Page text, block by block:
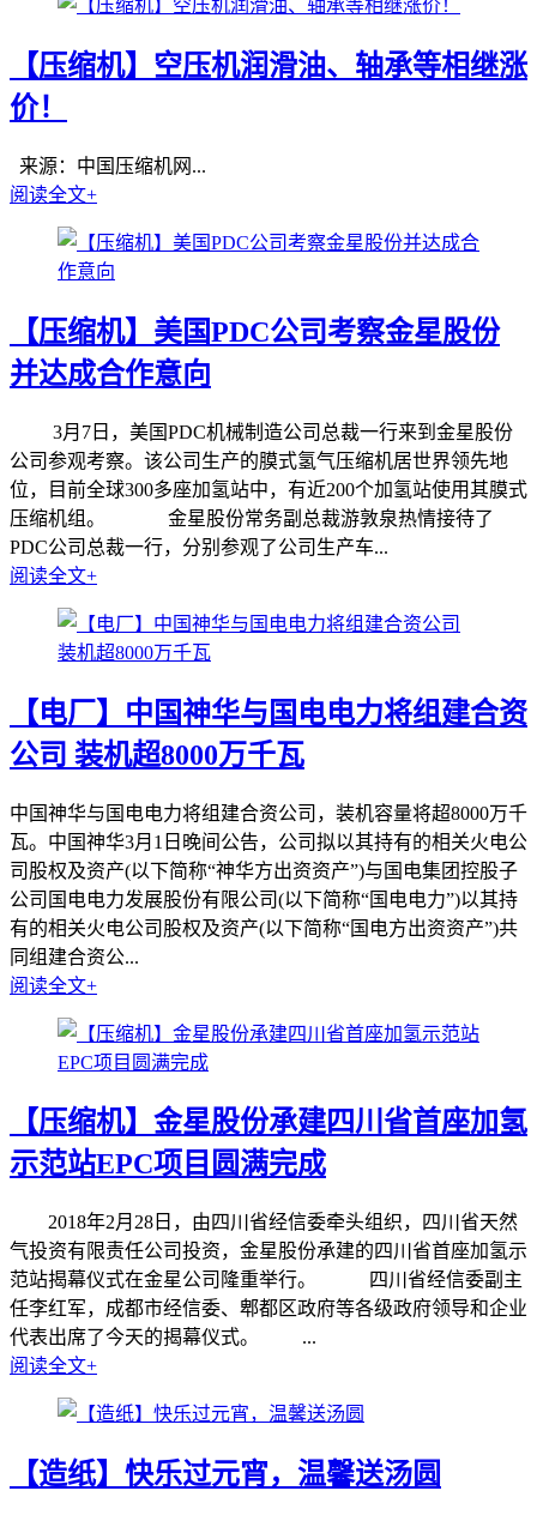
【压缩机】空压机润滑油、轴承等相继涨
价！
来源：中国压缩机网...
阅读全文+
【压缩机】美国PDC公司考察金星股份
并达成合作意向
3月7日，美国PDC机械制造公司总裁一行来到金星股份
公司参观考察。该公司生产的膜式氢气压缩机居世界领先地
位，目前全球300多座加氢站中，有近200个加氢站使用其膜式
压缩机组。 金星股份常务副总裁游敦泉热情接待了
PDC公司总裁一行，分别参观了公司生产车...
阅读全文+
【电厂】中国神华与国电电力将组建合资
公司 装机超8000万千瓦
中国神华与国电电力将组建合资公司，装机容量将超8000万千
瓦。中国神华3月1日晚间公告，公司拟以其持有的相关火电公
司股权及资产(以下简称“神华方出资资产”)与国电集团控股子
公司国电电力发展股份有限公司(以下简称“国电电力”)以其持
有的相关火电公司股权及资产(以下简称“国电方出资资产”)共
同组建合资公...
阅读全文+
【压缩机】金星股份承建四川省首座加氢
示范站EPC项目圆满完成
2018年2月28日，由四川省经信委牵头组织，四川省天然
气投资有限责任公司投资，金星股份承建的四川省首座加氢示
范站揭幕仪式在金星公司隆重举行。 四川省经信委副主
任李红军，成都市经信委、郫都区政府等各级政府领导和企业
代表出席了今天的揭幕仪式。 ...
阅读全文+
【造纸】快乐过元宵，温馨送汤圆